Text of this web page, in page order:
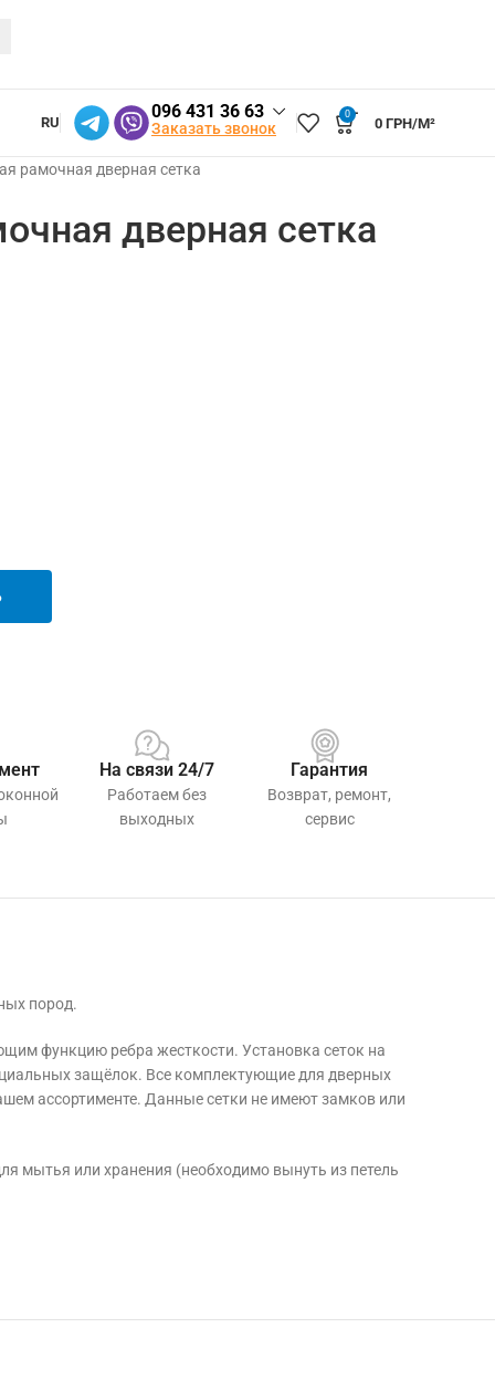
RU
096 431 36 63
Заказать звонок
0
0 ГРН/М²
рамочная дверная сетка
дверная сетка
На связи 24/7
Работаем без
выходных
Гарантия
Возврат, ремонт,
сервис
пород.
функцию ребра жесткости. Установка сеток на
защёлок. Все комплектующие для дверных
ассортименте. Данные сетки не имеют замков или
мытья или хранения (необходимо вынуть из петель